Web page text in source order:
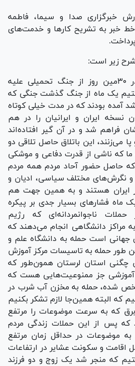
خبرگزاری صدا و سیما، فاطمه
خط خبر به تشریح کار‌ها و خدمت‌های
شرح زیر است:
مهاجرانی گفت: امروز در ۳۰مین روز از جنگ تحمیلی علیه
یک ماه از جنگ گذشت جنگی که
آمده بودند که در مدت خیلی کوتاه
نسخه ایران و ایرانیان را در هم
فراهم شد و در آن گیر افتاده‌اند
این باتلاق حاصل تلاقی دو
که ناشی از قدرت دفاعی و موشکی
حاصل حضور آحاد مردم همه مردم
و نگرش‌های مختلف سیاسی، ادیان و
ایران هستند و به همین جهت هم
فشار‌های بسیار جدی بر پیکره
ناجوانمردانه‌ای که رژیم
مراکز دانشگاهی انجام می‌دهند که
جهانی است حمله به دانشگاه علم و
طور حمله به تاسیسات مرکز آموزش
چگنی استان لرستان همون‌طور که
آموزشی جز ممنوعیت‌هایی هست که
شده، حمله به مخزن آب شرب در
که البته همین‌جا لازم تشکر بکنیم
که به سرعت موضوعات را مرتفع
که پس از این حملات زندگی مردم
موضوعات در حداقل زمان مرتفع
اقامت و سکونت عشایر در ارتفاعات
که منجر شد یک زوج و دو فرزند